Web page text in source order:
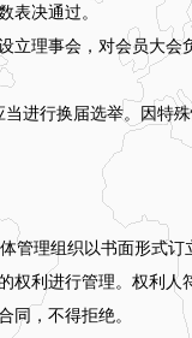
表决通过。
理事会，对会员大会
行换届选举。因特殊
管理组织以书面形式订
权利进行管理。权利
同，不得拒绝。